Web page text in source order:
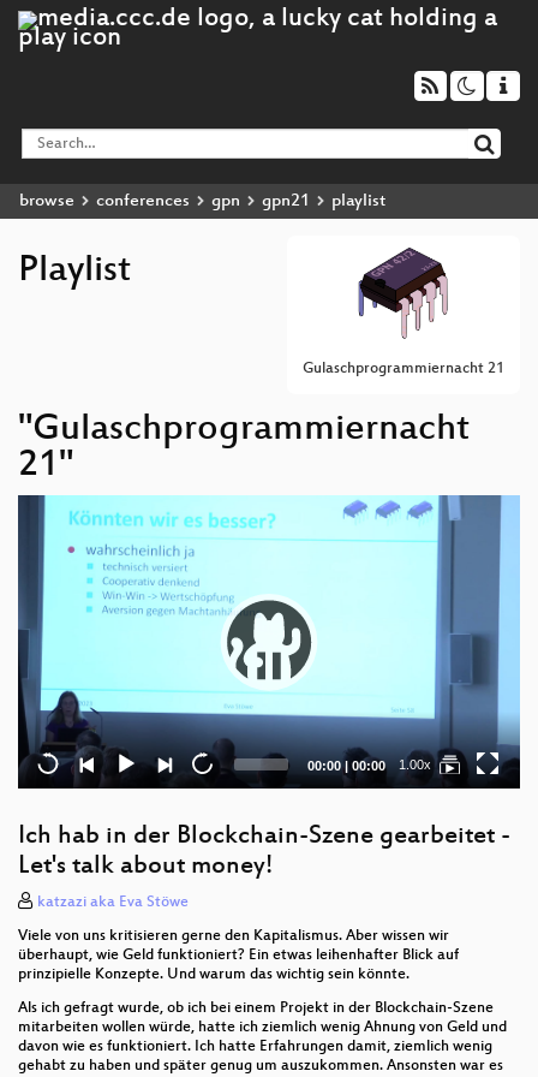
browse conferences gpn gpn21 playlist
Gulaschprogrammiernacht 21
Playlist
"Gulaschprogrammiernacht
21"
Current
time
00:00| Total
duration
00:00 1.00x
Ich hab in der Blockchain-Szene gearbeitet -
Let's talk about money!
katzazi aka Eva Stöwe
Viele von uns kritisieren gerne den Kapitalismus. Aber wissen wir
überhaupt, wie Geld funktioniert? Ein etwas leihenhafter Blick auf
prinzipielle Konzepte. Und warum das wichtig sein könnte.
Als ich gefragt wurde, ob ich bei einem Projekt in der Blockchain-Szene
mitarbeiten wollen würde, hatte ich ziemlich wenig Ahnung von Geld und
davon wie es funktioniert. Ich hatte Erfahrungen damit, ziemlich wenig
gehabt zu haben und später genug um auszukommen. Ansonsten war es